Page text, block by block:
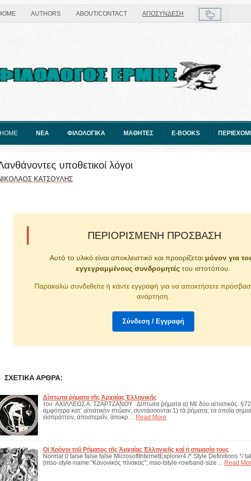
AUTHORS ABOUT/CONTACT ΑΠΟΣΥΝΔΕΣΗ
HOME ΝΕΑ ΦΙΛΟΛΟΓΙΚΑ ΜΑΘΗΤΕΣ E-BOOKS
υποθετικοί λόγοι
ΚΑΤΣΟΥΛΗΣ
ΠΕΡΙΟΡΙΣΜΈΝΗ ΠΡΌΣΒΑΣΗ
Αυτό το υλικό είναι αποκλειστικό και προορίζεται μόνον για
εγγεγραμμένους συνδρομητές του ιστοτόπου.
Παρακαλώ συνδεθείτε ή κάντε εγγραφή για να αποκτήσετε
ανάρτηση.
Σύνδεση / Εγγραφή
ΣΧΕΤΙΚΆ ΆΡΘΡΑ:
Δίπτωτα ῥήματα τῆς Ἀρχαίας Ἑλληνικῆς
του ΑΧΙΛΛΕΩΣ Α. ΤΖΑΡΤΖΑΝΟΥ Δίπτωτα ῥήματα α) Μὲ δύο αἰτιατικάς. §72.
ἀμφότερα κατ’ αἰτιατικὴν πτῶσιν, συντάσσονται 1) τὰ ῥήματα, τὰ ὁποῖα
εἰσπράττειν, ἀποστερεῖν, ἀποκρ…
Read More
Οἱ Χρόνοι τοῦ Ρήματος τῆς Ἀρχαίας Ἑλληνικῆς καί ἡ σημασία τους
Normal 0 false false false MicrosoftInternetExplorer4 /* Style Definitions */
{mso-style-name:"Κανονικός πίνακας"; mso-tstyle-rowband-size…
Read